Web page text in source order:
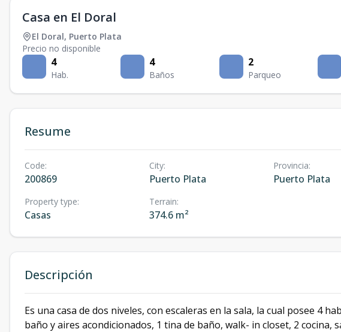
Casa en El Doral
El Doral, Puerto Plata
Precio no disponible
4
Hab.
4
Baños
2
Parqueo
Resume
Code:
200869
City:
Puerto Plata
Provincia:
Puerto Plata
Property type:
Casas
Terrain:
374.6 m²
Descripción
Es una casa de dos niveles, con escaleras en la sala, la cual posee 4
baño y aires acondicionados, 1 tina de baño, walk- in closet, 2 cocina,